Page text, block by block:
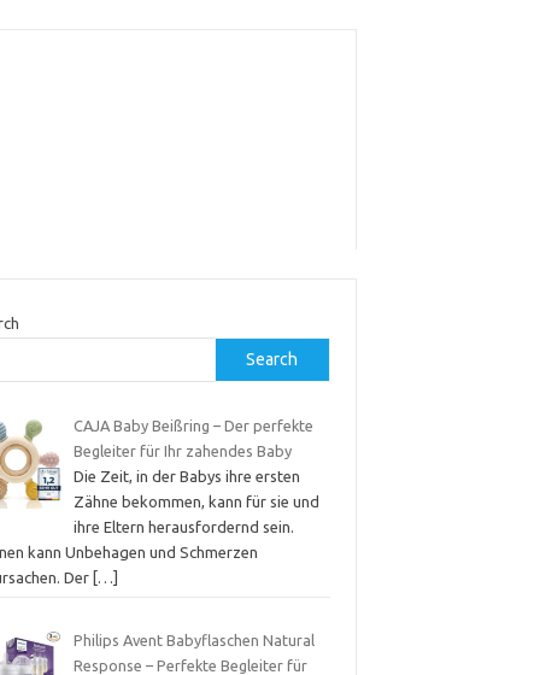
Search
CAJA Baby Beißring – Der perfekte
Begleiter für Ihr zahendes Baby
Die Zeit, in der Babys ihre ersten
Zähne bekommen, kann für sie und
ihre Eltern herausfordernd sein.
kann Unbehagen und Schmerzen
Der […]
Philips Avent Babyflaschen Natural
Response – Perfekte Begleiter für